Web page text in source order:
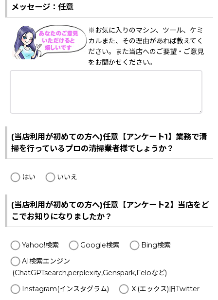
メッセージ：任意
※お気に入りのマシン、ツール、ケミ
カルまた、その理由があれば教えてく
ださい。また当店へのご要望・ご意見
をお聞かせください。
(当店利用が初めての方へ)任意【アンケート1】業務で清
掃を行っているプロの清掃業者様でしょうか？
はい いいえ
(当店利用が初めての方へ)任意【アンケート2】当店をど
こでお知りになりましたか？
Yahoo!検索 Google検索
Bing検索
AI検索エンジン
(ChatGPTsearch,perplexity,Genspark,Feloなど)
Instagram(インスタグラム)
Ｘ(エックス)旧Twitter